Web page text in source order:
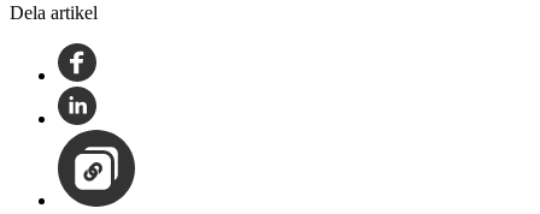
Dela artikel